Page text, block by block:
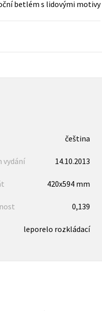
betlém s lidovými motivy
čeština
vydání 14.10.2013
420x594 mm
0,139
leporelo rozkládací